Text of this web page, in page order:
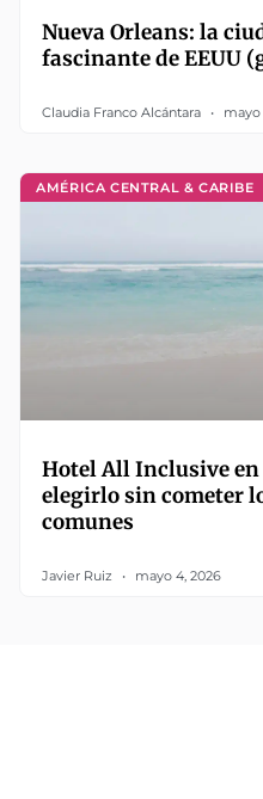
Nueva Orleans: la
fascinante de EEUU
Claudia Franco Alcántara mayo
AMÉRICA CENTRAL & CARIBE
Hotel All Inclusive en
elegirlo sin cometer
comunes
Javier Ruiz mayo 4, 2026